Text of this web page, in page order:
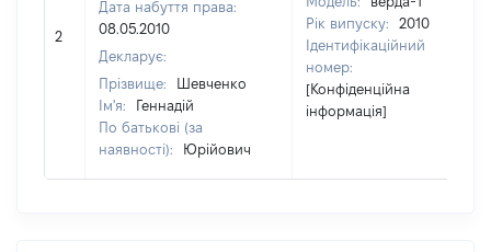
2
Дата набуття права:
08.05.2010
Декларує:
Прізвище:
Шевченко
Ім'я:
Геннадій
По батькові (за
наявності):
Юрійович
Рік випуску:
2010
Ідентифікаційний
номер:
[Конфіденційна
інформація]